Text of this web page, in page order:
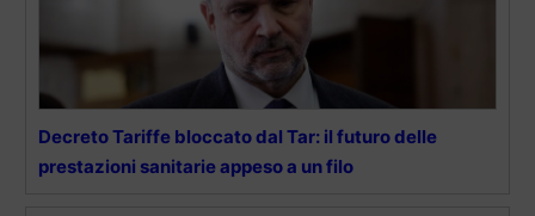
Decreto Tariffe bloccato dal Tar: il futuro delle
prestazioni sanitarie appeso a un filo